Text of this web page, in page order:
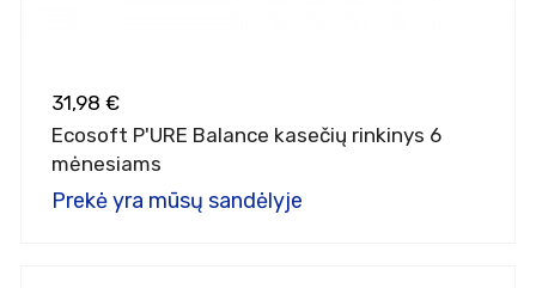
31,98 €
Ecosoft P'URE Balance kasečių rinkinys 6
mėnesiams
Prekė yra mūsų sandėlyje